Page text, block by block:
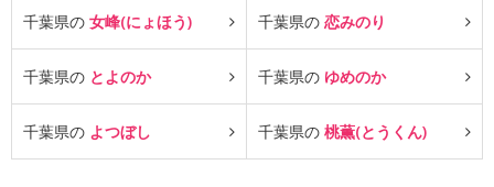
千葉県の 女峰(にょほう) 千葉県の 恋みのり
千葉県の とよのか 千葉県の ゆめのか
千葉県の よつぼし 千葉県の 桃薫(とうくん)